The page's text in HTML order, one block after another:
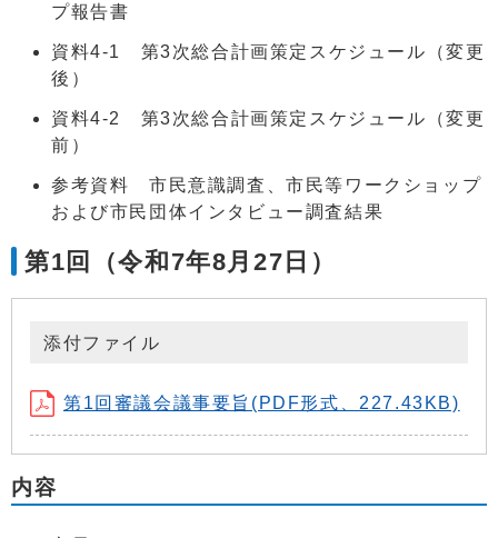
プ報告書
資料4-1 第3次総合計画策定スケジュール（変更
後）
資料4-2 第3次総合計画策定スケジュール（変更
前）
参考資料 市民意識調査、市民等ワークショップ
および市民団体インタビュー調査結果
第1回（令和7年8月27日）
添付ファイル
第1回審議会議事要旨(PDF形式、227.43KB)
内容